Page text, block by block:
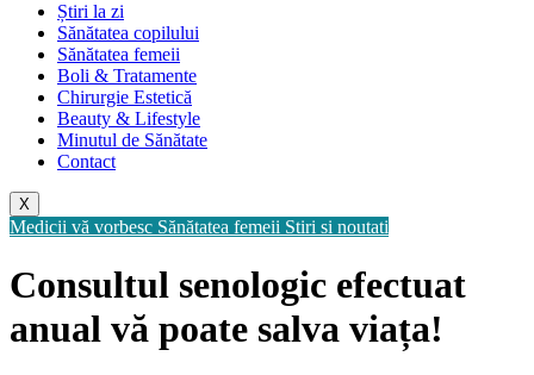
Știri la zi
Sănătatea copilului
Sănătatea femeii
Boli & Tratamente
Chirurgie Estetică
Beauty & Lifestyle
Minutul de Sănătate
Contact
X
Medicii vă vorbesc Sănătatea femeii Stiri si noutati
Consultul senologic efectuat
anual vă poate salva viața!